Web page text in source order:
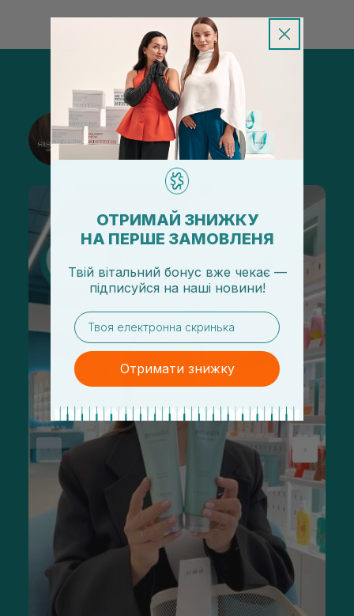
@sisters_stelmakh в Instagram
Подписаться
ОТРИМАЙ ЗНИЖКУ
НА ПЕРШЕ ЗАМОВЛЕНЯ
Твій вітальний бонус вже чекає —
підписуйся на наші новини!
email
Отримати знижку